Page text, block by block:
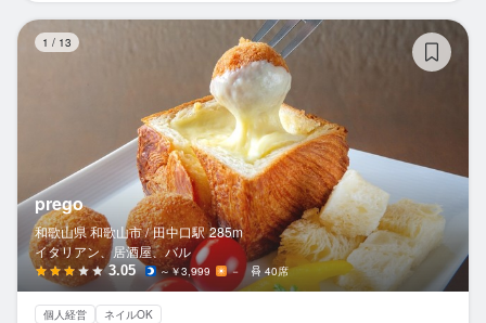
1 / 13
prego
和歌山県 和歌山市 / 田中口駅 285m
イタリアン、居酒屋、バル
3.05 ～￥3,999 － 40席
個人経営 ネイルOK